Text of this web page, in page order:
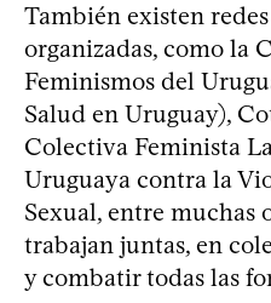
También existen
organizadas, como la
Feminismos del
Salud en Uruguay),
Colectiva Feminista
Uruguaya contra la
Sexual, entre muchas
trabajan juntas, en
y combatir todas las